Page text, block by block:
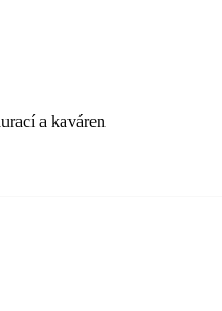
a kaváren